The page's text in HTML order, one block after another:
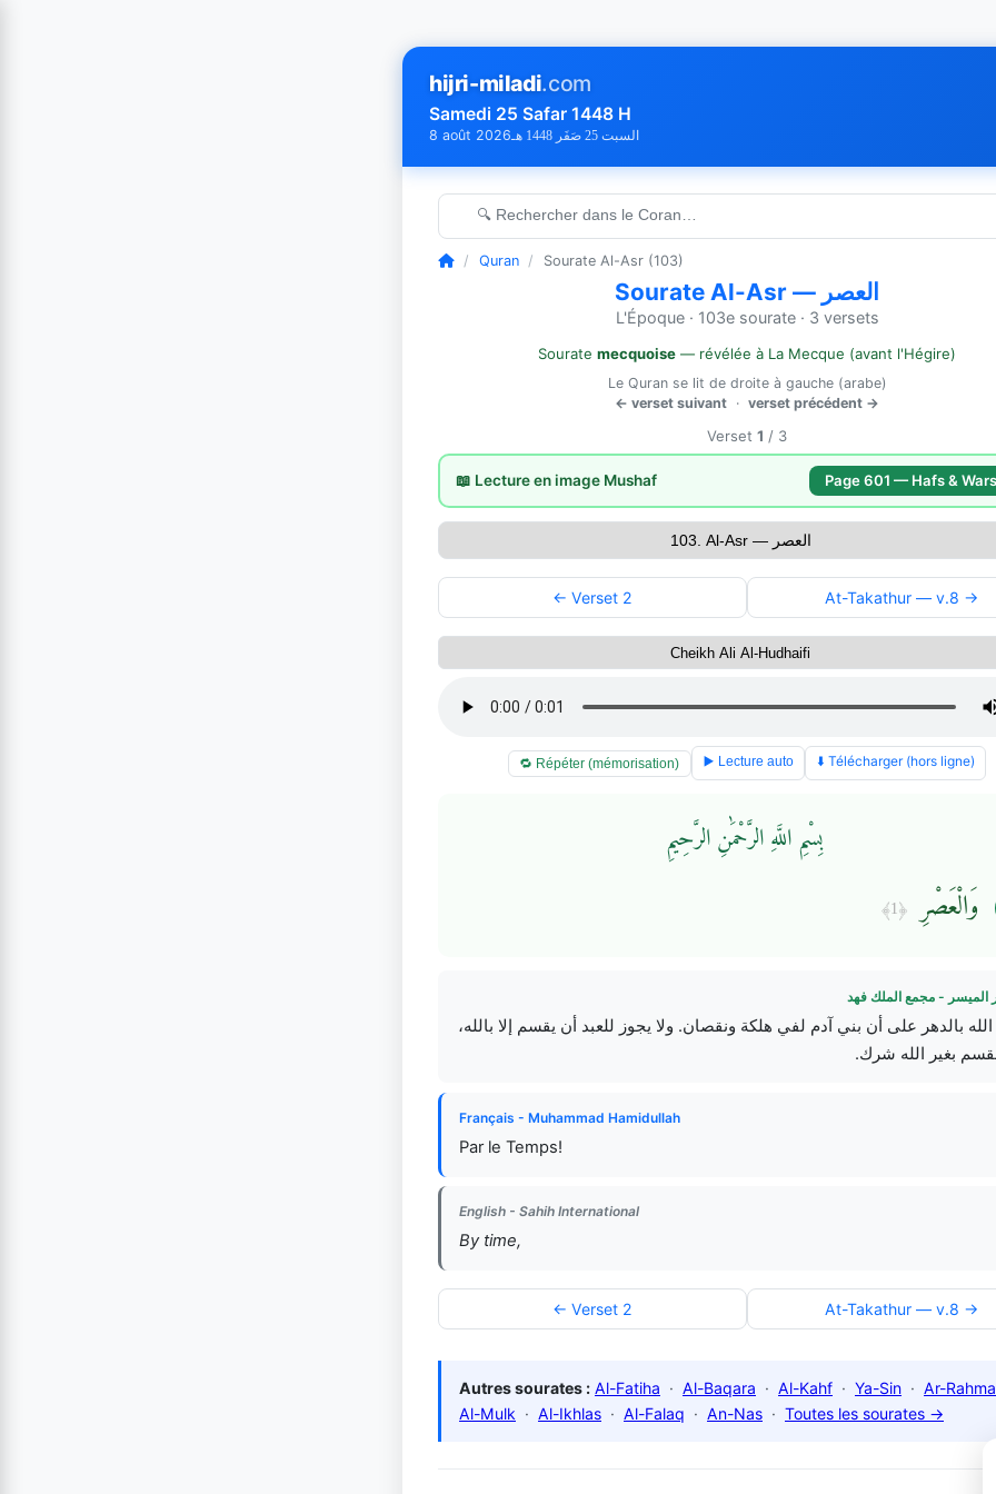
hijri-miladi.com
Samedi 25 Safar 1448 H
8 août 2026 السبت 25 صَفَر 1448 هـ
🔍 Rechercher dans le Coran…
/ Quran / Sourate Al-Asr (103)
Sourate Al-Asr — العصر
L'Époque · 103e sourate · 3 versets
Sourate mecquoise — révélée à La Mecque (avant l'Hégire)
Le Quran se lit de droite à gauche (arabe)
← verset suivant · verset précédent →
Verset 1 / 3
📖 Lecture en image Mushaf Page 601 — Hafs &
← Verset 2 At-Takathur — v.8 →
🔁 Répéter (mémorisation) ▶️ Lecture auto ⬇️ Télécharger (hors ligne)
بِسْمِ اللَّهِ الرَّحْمَٰنِ الرَّحِيمِ
وَالْعَصْرِ ﴿1﴾
الميسر - مجمع الملك فهد
بالدهر على أن بني آدم لفي هلكة ونقصان. ولا يجوز للعبد أن يقسم إلا بالله،
بغير الله شرك.
Français - Muhammad Hamidullah
Par le Temps!
English - Sahih International
By time,
← Verset 2 At-Takathur — v.8 →
Autres sourates : Al-Fatiha · Al-Baqara · Al-Kahf · Ya-Sin · Ar-
Al-Mulk · Al-Ikhlas · Al-Falaq · An-Nas · Toutes les sourates →